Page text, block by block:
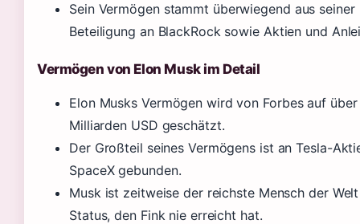
Sein Vermögen stammt überwiegend aus seiner
Beteiligung an BlackRock sowie Aktien und
Vermögen von Elon Musk im Detail
Elon Musks Vermögen wird von Forbes auf
Milliarden USD geschätzt.
Der Großteil seines Vermögens ist an Tesla-
SpaceX gebunden.
Musk ist zeitweise der reichste Mensch der
Status, den Fink nie erreicht hat.